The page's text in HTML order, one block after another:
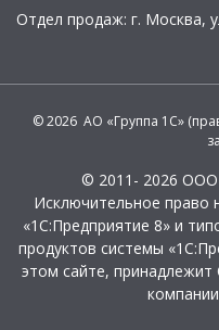
Отдел продаж: г. Москва,
© 2026 АО «Группа 1С»
© 2011- 2026
Исключительное право
«1С:Предприятие 8» и
продуктов системы
этом сайте,